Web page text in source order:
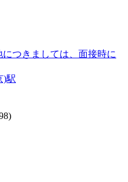
つきましては、面接時に
)駅